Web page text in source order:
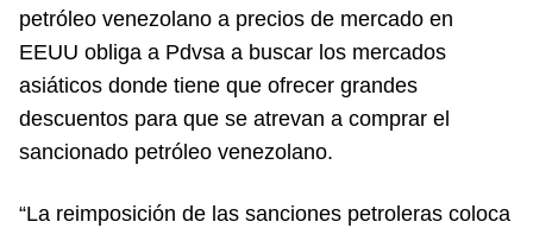
petróleo venezolano a precios de mercado en
EEUU obliga a Pdvsa a buscar los mercados
asiáticos donde tiene que ofrecer grandes
descuentos para que se atrevan a comprar el
sancionado petróleo venezolano.
“La reimposición de las sanciones petroleras coloca